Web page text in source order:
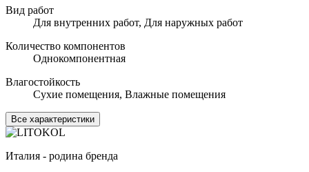
Вид работ
Для внутренних работ, Для наружных работ
Количество компонентов
Однокомпонентная
Влагостойкость
Сухие помещения, Влажные помещения
Все характеристики
Италия - родина бренда